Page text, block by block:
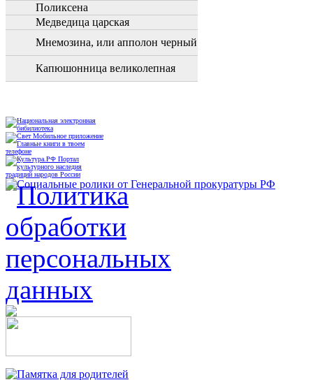
Поликсена
Медведица царская
Мнемозина, или апполон черный
Капюшонница великолепная